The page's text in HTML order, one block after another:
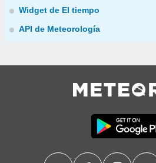
Widget de El tiempo
API de Meteorología